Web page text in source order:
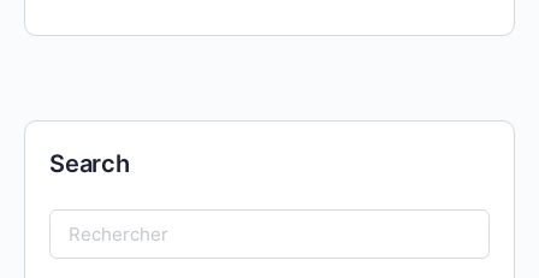
Search
Search
for: